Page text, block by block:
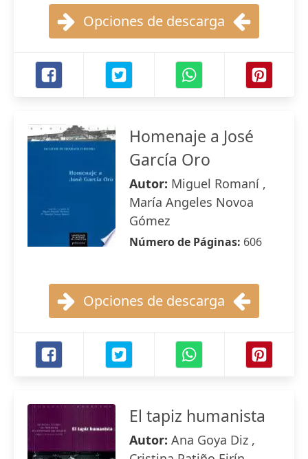
Opciones de descarga
Homenaje a José
García Oro
Autor: Miguel Romaní ,
María Angeles Novoa
Gómez
Número de Páginas: 606
Opciones de descarga
El tapiz humanista
Autor: Ana Goya Diz ,